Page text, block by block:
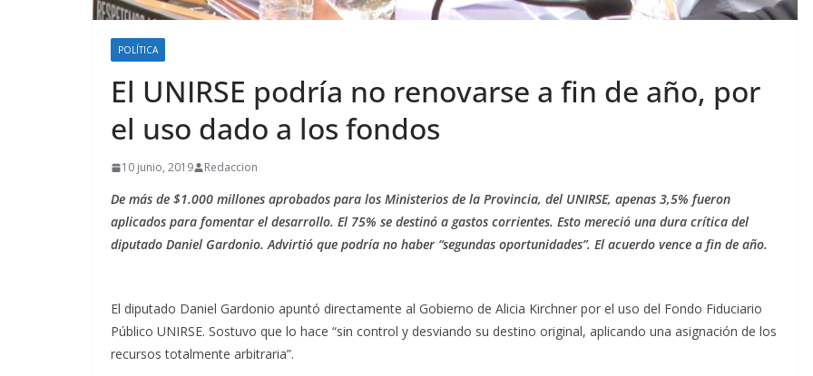
POLÍTICA
El UNIRSE podría no renovarse a fin de año, por
el uso dado a los fondos
10 junio, 2019 Redaccion
De más de $1.000 millones aprobados para los Ministerios de la Provincia, del UNIRSE, apenas 3,5% fueron
aplicados para fomentar el desarrollo. El 75% se destinó a gastos corrientes. Esto mereció una dura crítica del
diputado Daniel Gardonio. Advirtió que podría no haber “segundas oportunidades”. El acuerdo vence a fin de año.
El diputado Daniel Gardonio apuntó directamente al Gobierno de Alicia Kirchner por el uso del Fondo Fiduciario
Público UNIRSE. Sostuvo que lo hace “sin control y desviando su destino original, aplicando una asignación de los
recursos totalmente arbitraria”.